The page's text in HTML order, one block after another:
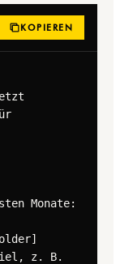
KOPIEREN
Monate:
z. B.